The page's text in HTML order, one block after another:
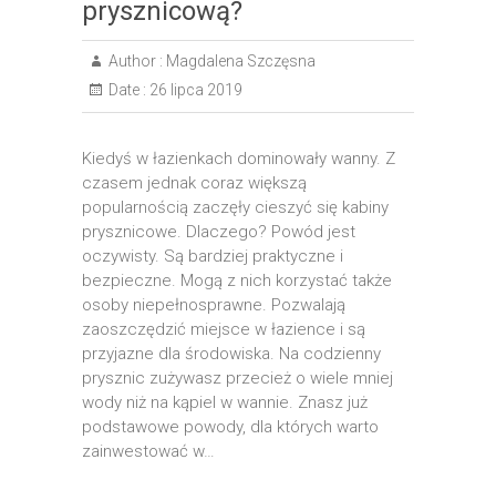
prysznicową?
Author : Magdalena Szczęsna
Date : 26 lipca 2019
Kiedyś w łazienkach dominowały wanny. Z
czasem jednak coraz większą
popularnością zaczęły cieszyć się kabiny
prysznicowe. Dlaczego? Powód jest
oczywisty. Są bardziej praktyczne i
bezpieczne. Mogą z nich korzystać także
osoby niepełnosprawne. Pozwalają
zaoszczędzić miejsce w łazience i są
przyjazne dla środowiska. Na codzienny
prysznic zużywasz przecież o wiele mniej
wody niż na kąpiel w wannie. Znasz już
podstawowe powody, dla których warto
zainwestować w…